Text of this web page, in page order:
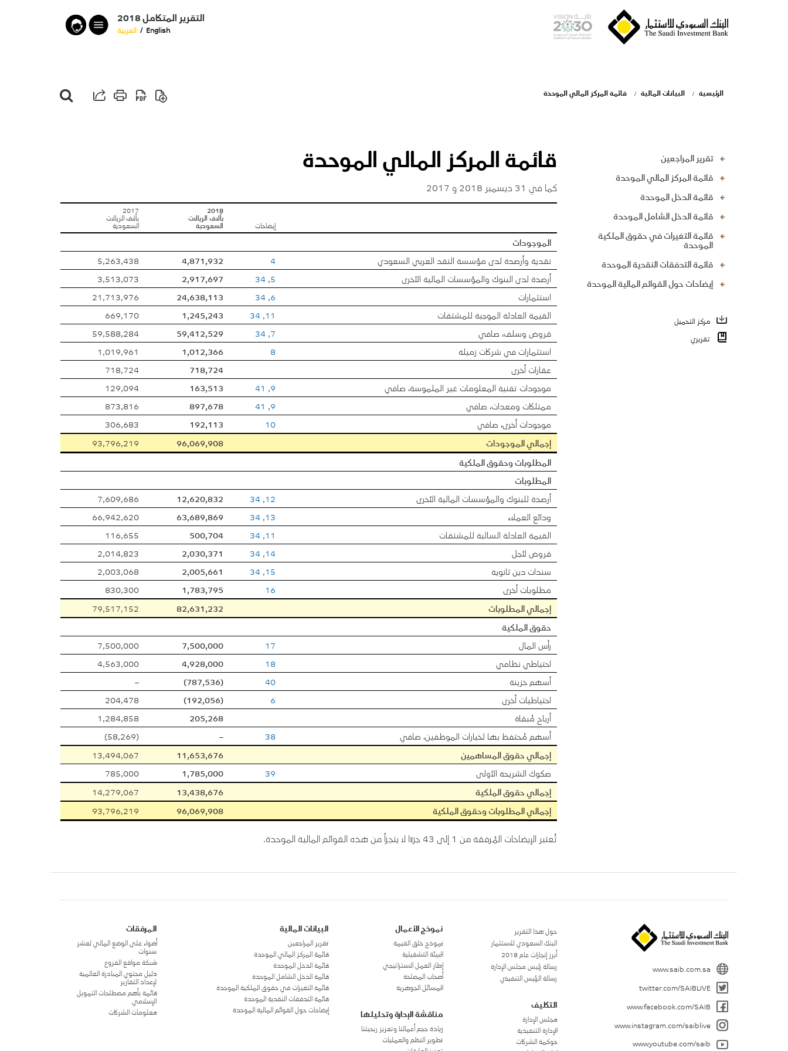
التقرير المتكامل 2018
English
/ العربية
الرئيسية البيانات المالية قائمة المركز المالي الموحدة
تقرير المراجعين
قائمة المركز المالي الموحدة
قائمة الدخل الموحدة
قائمة الدخل الشامل الموحدة
قائمة التغيرات في حقوق الملكية
الموحدة
قائمة التدفقات النقدية الموحدة
إيضاحات حول القوائم المالية الموحدة
مركز التحميل
تقريري
قائمة المركز المالي الموحدة
كما في 31 ديسمبر 2018 و 2017
إيضاحات
2018
بآلاف الريالات
السعودية
2017
بآلاف الريالات
السعودية
الموجودات
نقدية وأرصدة لدى مؤسسة النقد العربي السعودي
4
4,871,932
5,263,438
أرصدة لدى البنوك والمؤسسات المالية الأخرى
5
,
34
2,917,697
3,513,073
استثمارات
6
,
34
24,638,113
21,713,976
القيمة العادلة الموجبة للمشتقات
11
,
34
1,245,243
669,170
قروض وسلف، صافي
7
,
34
59,412,529
59,588,284
استثمارات في شركات زميلة
8
1,012,366
1,019,961
عقارات أخرى
718,724
718,724
موجودات تقنية المعلومات غير الملموسة، صافي
9
,
41
163,513
129,094
ممتلكات ومعدات، صافي
9
,
41
897,678
873,816
موجودات أخرى، صافي
10
192,113
306,683
إجمالي الموجودات
96,069,908
93,796,219
المطلوبات وحقوق الملكية
المطلوبات
أرصدة للبنوك والمؤسسات المالية الأخرى
12
,
34
12,620,832
7,609,686
ودائع العملاء
13
,
34
63,689,869
66,942,620
القيمة العادلة السالبة للمشتقات
11
,
34
500,704
116,655
قروض لأجل
14
,
34
2,030,371
2,014,823
سندات دين ثانوية
15
,
34
2,005,661
2,003,068
مطلوبات أخرى
16
1,783,795
830,300
إجمالي المطلوبات
82,631,232
79,517,152
حقوق الملكية
رأس المال
17
7,500,000
7,500,000
احتياطي نظامي
18
4,928,000
4,563,000
أسهم خزينة
40
(787,536)
–
احتياطيات أخرى
6
(192,056)
204,478
أرباح مُبقاة
205,268
1,284,858
أسهم مُحتفظ بها لخيارات الموظفين، صافي
38
–
(58,269)
إجمالي حقوق المساهمين
11,653,676
13,494,067
صكوك الشريحة الأولى
39
1,785,000
785,000
إجمالي حقوق الملكية
13,438,676
14,279,067
إجمالي المطلوبات وحقوق الملكية
96,069,908
93,796,219
تُعتبر الإيضاحات المُرفقة من 1 إلى 43 جزءًا لا يتجزأ من هذه القوائم المالية الموحدة.
www.saib.com.sa
twitter.com/SAIBLIVE
www.facebook.com/SAIB
www.instagram.com/saiblive
www.youtube.com/saib
حول هذا التقرير
البنك السعودي للاستثمار
أبرز إنجازات عام 2018
رسالة رئيس مجلس الإدارة
رسالة الرئيس التنفيذي
التكليف
مجلس الإدارة
الإدارة التنفيذية
حوكمة الشركات
نموذج الأعمال
نموذج خلق القيمة
البيئة التشغيلية
إطار العمل الاستراتيجي
أصحاب المصلحة
المسائل الجوهرية
مناقشة الإدارة وتحليلها
زيادة حجم أعمالنا وتعزيز ربحيتنا
تطوير النظم والعمليات
البيانات المالية
تقرير المراجعين
قائمة المركز المالي الموحدة
قائمة الدخل الموحدة
قائمة الدخل الشامل الموحدة
قائمة التغيرات في حقوق الملكية الموحدة
قائمة التدفقات النقدية الموحدة
إيضاحات حول القوائم المالية الموحدة
المرفقات
أضواء على الوضع المالي لعشر
سنوات
شبكة مواقع الفروع
دليل محتوي المبادرة العالمية
لإعداد التقارير
قائمة بأهم مصطلحات التمويل
الإسلامي
معلومات الشركات